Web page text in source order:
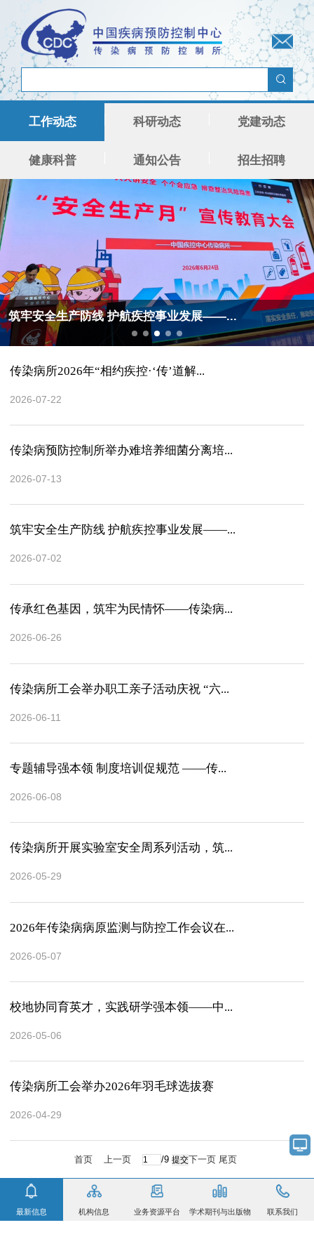
工作动态 科研动态 党建动态
健康科普 通知公告 招生招聘
筑牢安全生产防线 护航疾控事业发展——...
传染病所2026年“相约疾控·‘传’道解...
2026-07-22
传染病预防控制所举办难培养细菌分离培...
2026-07-13
筑牢安全生产防线 护航疾控事业发展——...
2026-07-02
传承红色基因，筑牢为民情怀——传染病...
2026-06-26
传染病所工会举办职工亲子活动庆祝 “六...
2026-06-11
专题辅导强本领 制度培训促规范 ——传...
2026-06-08
传染病所开展实验室安全周系列活动，筑...
2026-05-29
2026年传染病病原监测与防控工作会议在...
2026-05-07
校地协同育英才，实践研学强本领——中...
2026-05-06
传染病所工会举办2026年羽毛球选拔赛
2026-04-29
首页 上一页 /9 下一页 尾页
最新信息 机构信息 业务资源平台 学术期刊与出版物 联系我们